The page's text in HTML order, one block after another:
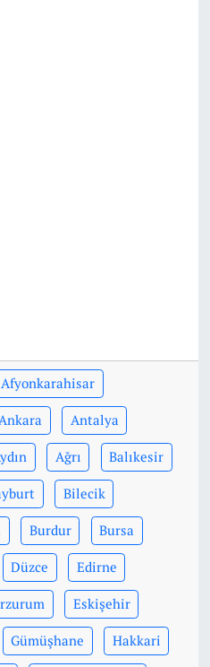
Afyonkarahisar
Antalya
Ağrı Balıkesir
Bilecik
Burdur Bursa
Düzce Edirne
Eskişehir
Gümüşhane Hakkari